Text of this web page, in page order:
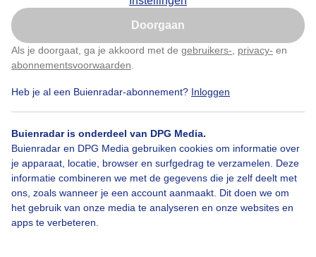
Doorgaan
Als je doorgaat, ga je akkoord met de gebruikers- privacy- en
abonnementsvoorwaarden
Heb je al een Buienradar-abonnement? Inloggen
Buienradar is onderdeel van DPG Media.
Buienradar en DPG Media gebruiken cookies om informatie over
je apparaat, locatie, browser en surfgedrag te verzamelen. Deze
informatie combineren we met de gegevens die je zelf deelt met
ons, zoals wanneer je een account aanmaakt. Dit doen we om
het gebruik van onze media te analyseren en onze websites en
apps te verbeteren.
Door: Frans Alderse Baas Gemaakt: 15-12-2025, 28x bekeken
Winter Wolken Wind
Bekijk slideshow
Nu niet, misschien later
Klik hierom dit aan te passen